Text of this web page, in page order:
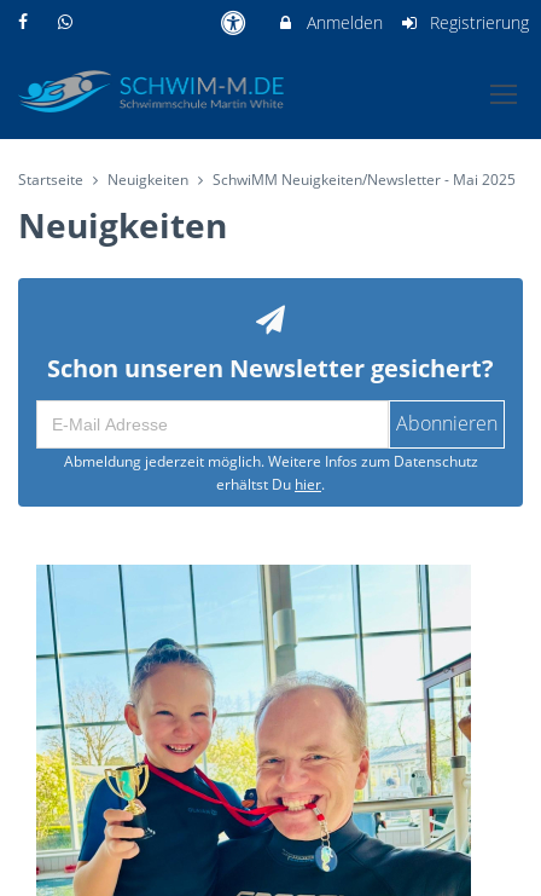
Anmelden Registrierung
Startseite Neuigkeiten SchwiMM Neuigkeiten/Newsletter - Mai 2025
Neuigkeiten
Schon unseren Newsletter gesichert?
Abonnieren
Abmeldung jederzeit möglich. Weitere Infos zum Datenschutz
erhältst Du hier.